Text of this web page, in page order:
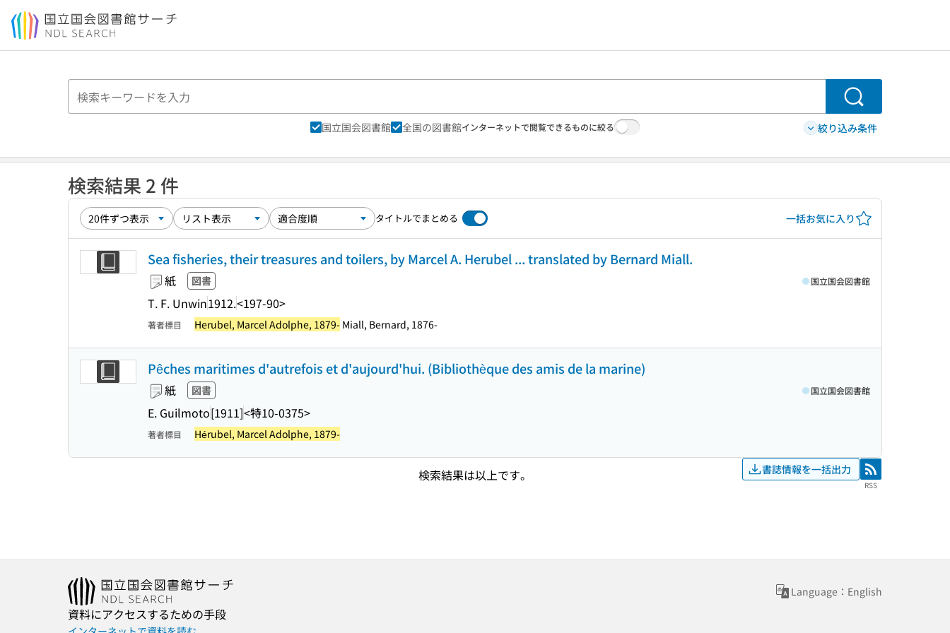
本文へ移動
検索
国立国会図書館 全国の図書館インターネットで閲覧できるものに絞る 絞り込み条件
検索結果 2 件
タイトルでまとめる 一括お気に入り
Sea fisheries, their treasures and toilers, by Marcel A. Herubel ... translated by Bernard Miall.
紙 図書
T. F. Unwin1912.<197-90>
国立国会図書館
著者標目 Herubel, Marcel Adolphe, 1879- Miall, Bernard, 1876-
Pêches maritimes d'autrefois et d'aujourd'hui. (Bibliothèque des amis de la marine)
紙 図書
E. Guilmoto[1911]<特10-0375>
国立国会図書館
著者標目 Hérubel, Marcel Adolphe, 1879-
検索結果は以上です。 書誌情報を一括出力 RSS
RSS
Language：English
資料にアクセスするための手段